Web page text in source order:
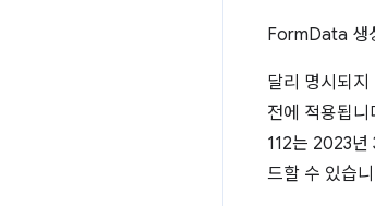
FormData 생
달리 명시되
전에 적용됩
112는 2023년
드할 수 있습